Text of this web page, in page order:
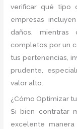
verificar qué tipo
empresas
daños,
completos por un
tus pertenencias,
prudente,
valor alto.
¿Cómo Optimizar
Si bien contratar
excelente